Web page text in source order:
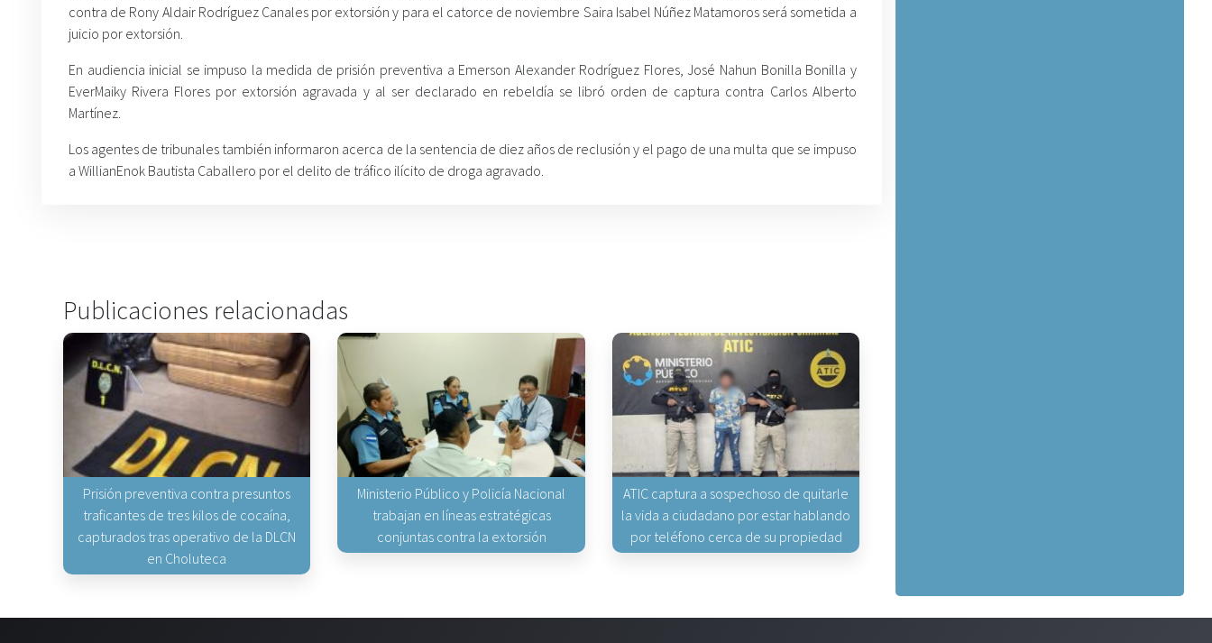
contra de Rony Aldair Rodríguez Canales por extorsión y para el catorce de noviembre Saira Isabel Núñez Matamoros será sometida a
juicio por extorsión.
En audiencia inicial se impuso la medida de prisión preventiva a Emerson Alexander Rodríguez Flores, José Nahun Bonilla Bonilla y
EverMaiky Rivera Flores por extorsión agravada y al ser declarado en rebeldía se libró orden de captura contra Carlos Alberto
Martínez.
Los agentes de tribunales también informaron acerca de la sentencia de diez años de reclusión y el pago de una multa que se impuso
a WillianEnok Bautista Caballero por el delito de tráfico ilícito de droga agravado.
Publicaciones relacionadas
Prisión preventiva contra presuntos
traficantes de tres kilos de cocaína,
capturados tras operativo de la DLCN
en Choluteca
Ministerio Público y Policía Nacional
trabajan en líneas estratégicas
conjuntas contra la extorsión
ATIC captura a sospechoso de quitarle
la vida a ciudadano por estar hablando
por teléfono cerca de su propiedad